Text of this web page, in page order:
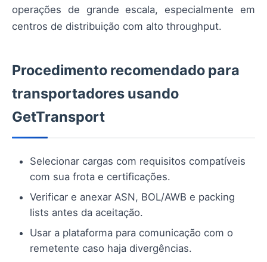
operações de grande escala, especialmente em
centros de distribuição com alto throughput.
Procedimento recomendado para
transportadores usando
GetTransport
Selecionar cargas com requisitos compatíveis
com sua frota e certificações.
Verificar e anexar ASN, BOL/AWB e packing
lists antes da aceitação.
Usar a plataforma para comunicação com o
remetente caso haja divergências.